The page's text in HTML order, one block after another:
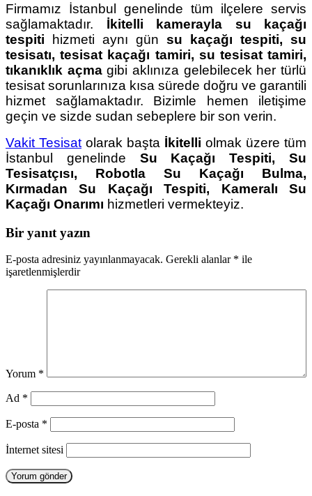
Firmamız İstanbul genelinde tüm ilçelere servis
sağlamaktadır. İkitelli kamerayla su kaçağı
tespiti hizmeti aynı gün su kaçağı tespiti, su
tesisatı, tesisat kaçağı tamiri, su tesisat tamiri,
tıkanıklık açmagibi aklınıza gelebilecek her türlü
tesisat sorunlarınıza kısa sürede doğru ve garantili
hizmet sağlamaktadır. Bizimle hemen iletişime
geçin ve sizde sudan sebeplere bir son verin.
Vakit Tesisat olarak başta İkitelli olmak üzere tüm
İstanbul genelinde Su Kaçağı Tespiti, Su
Tesisatçısı, Robotla Su Kaçağı Bulma,
Kırmadan Su Kaçağı Tespiti, Kameralı Su
Kaçağı Onarımı hizmetleri vermekteyiz.
Bir yanıt yazın
E-posta adresiniz yayınlanmayacak. Gerekli alanlar * ile
işaretlenmişlerdir
Yorum *
Ad *
E-posta *
İnternet sitesi